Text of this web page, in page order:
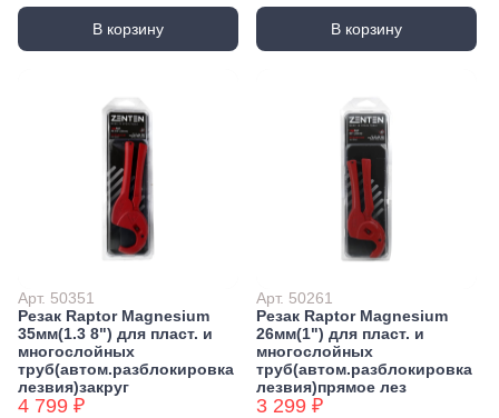
В корзину В корзину
Арт. 50351
Резак Raptor Magnesium
35мм(1.3 8") для пласт. и
многослойных
труб(автом.разблокировка
лезвия)закруг
4 799 ₽
Арт. 50261
Резак Raptor Magnesium
26мм(1") для пласт. и
многослойных
труб(автом.разблокировка
лезвия)прямое лез
3 299 ₽